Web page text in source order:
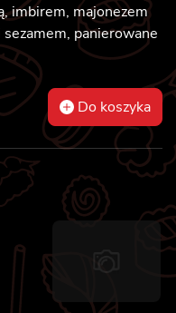
imbirem, majonezem
panierowane
Do koszyka